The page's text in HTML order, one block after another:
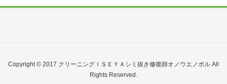
Copyright © 2017 クリーニングＩＳＥＹＡシミ抜き修復師オノウエノボル All
Rights Reserved.